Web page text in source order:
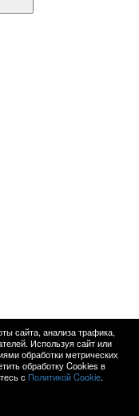
сайта, анализа трафика,
Используя сайт или
обработки метрических
обработку Cookies в
с Политикой Cookie.